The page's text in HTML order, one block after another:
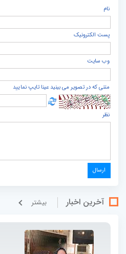
نام
پست الكترونيک
وب سایت
متنی که در تصویر می بینید عینا تایپ نمایید
نظر
آخرین اخبار بيشتر